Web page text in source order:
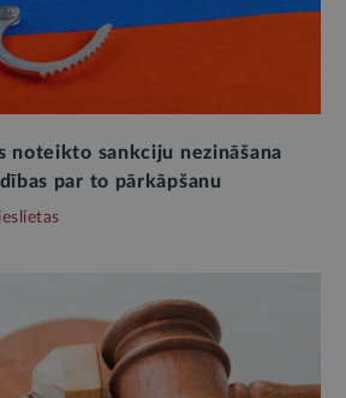
noteikto sankciju nezināšana
par to pārkāpšanu